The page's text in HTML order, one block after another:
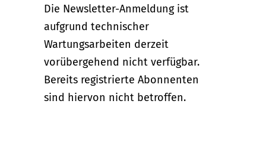
Die Newsletter-Anmeldung ist
aufgrund technischer
Wartungsarbeiten derzeit
vorübergehend nicht verfügbar.
Bereits registrierte Abonnenten
sind hiervon nicht betroffen.